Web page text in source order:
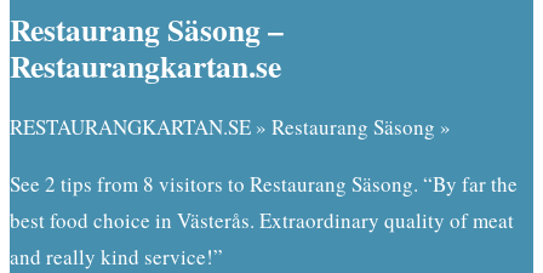
Restaurang Säsong –
Restaurangkartan.se
RESTAURANGKARTAN.SE » Restaurang Säsong »
See 2 tips from 8 visitors to Restaurang Säsong. “By far the
best food choice in Västerås. Extraordinary quality of meat
and really kind service!”